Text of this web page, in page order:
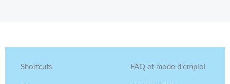
Shortcuts FAQ et mode d'emploi